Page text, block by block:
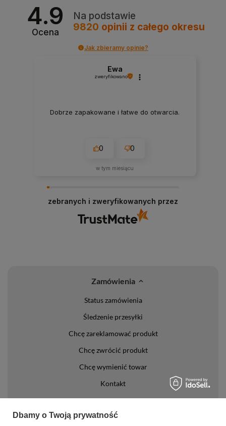
4.9
Ocena
Na podstawie
9820 opinii z całego okresu
Jak zbieramy opinie?
Ewa
zweryfikowano
Dobrze zapakowane i łatwe do otwarcia.
0 0
w tym miesiącu
zebranych i zweryfikowanych przez
Zamówienia
Status zamówienia
Śledzenie przesyłki
Chcę zareklamować produkt
Chcę zwrócić produkt
Chcę wymienić towar
Kontakt
Dbamy o Twoją prywatność